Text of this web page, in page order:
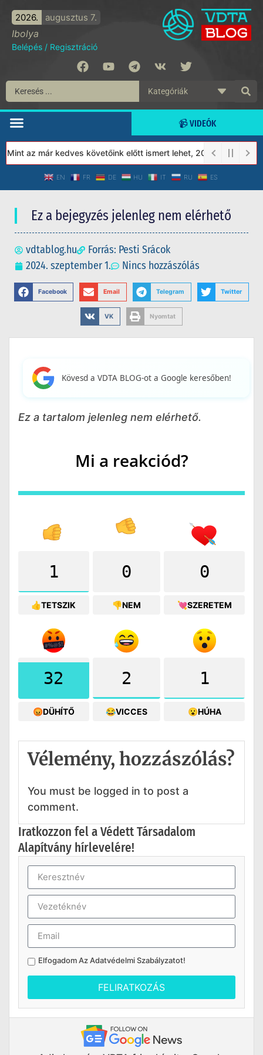
2026. augusztus 7.
Ibolya
Belépés / Regisztráció
📹 VIDEÓK
az már kedves követőink előtt ismert lehet, 2023-tól a Védett
EN FR DE HU IT RU ES
Ez a bejegyzés jelenleg nem elérhető
vdtablog.hu
Forrás: Pesti Srácok
2024. szeptember 1.
Nincs hozzászólás
Facebook Email Telegram Twitter
VK Nyomtat
Kövesd a VDTA BLOG-ot a Google keresőben!
Ez a tartalom jelenleg nem elérhető.
Mi a reakciód?
1
👍TETSZIK
0
👎NEM
0
💘SZERETEM
32
😡DÜHÍTŐ
2
😂VICCES
1
😮HÚHA
Vélemény, hozzászólás?
You must be logged in to post a
comment.
Iratkozzon fel a Védett Társadalom
Alapítvány hírlevelére!
Elfogadom AzAdatvédelmi Szabályzatot!
FELIRATKOZÁS